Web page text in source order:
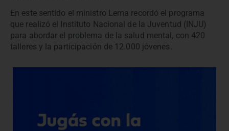
En este sentido el ministro Lema recordó el programa
que realizó el Instituto Nacional de la Juventud (INJU)
para abordar el problema de la salud mental, con 420
talleres y la participación de 12.000 jóvenes.